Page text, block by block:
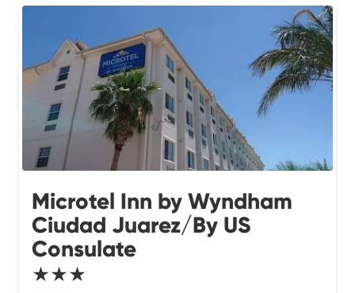
Microtel Inn by Wyndham
Ciudad Juarez/By US
Consulate
★★★